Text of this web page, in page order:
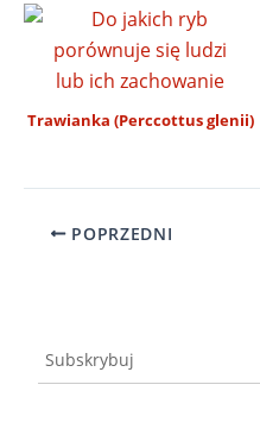
Trawianka (Perccottus glenii)
POPRZEDNI
Subskrybuj